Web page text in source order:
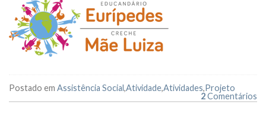
Postado em Assistência Social,Atividade,Atividades,Projeto
2Comentários